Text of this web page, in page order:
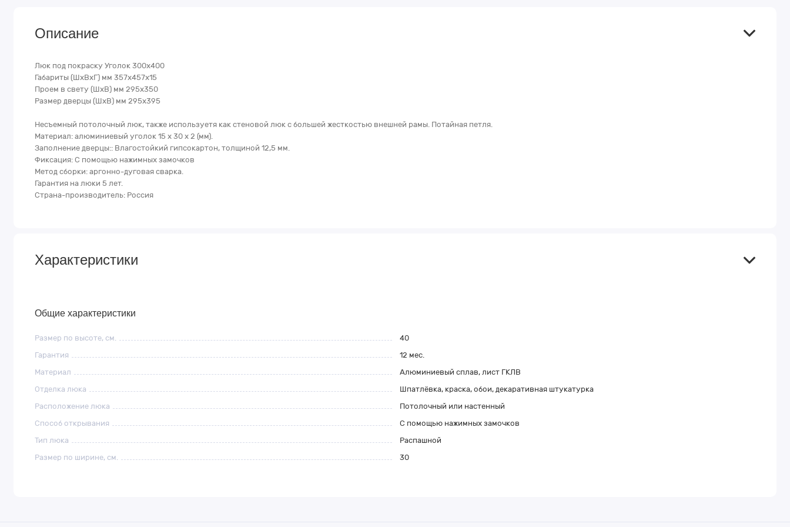
Описание
Люк под покраску Уголок 300х400
Габариты (ШхВхГ) мм 357х457х15
Проем в свету (ШхВ) мм 295х350
Размер дверцы (ШхВ) мм 295х395
Несъемный потолочный люк, также используетя как стеновой люк с большей жесткостью внешней рамы. Потайная петля.
Материал: алюминиевый уголок 15 х 30 х 2 (мм).
Заполнение дверцы:: Влагостойкий гипсокартон, толщиной 12,5 мм.
Фиксация: С помощью нажимных замочков
Метод сборки: аргонно-дуговая сварка.
Гарантия на люки 5 лет.
Страна-производитель: Россия
Характеристики
Общие характеристики
Размер по высоте, см.
40
Гарантия
12 мес.
Материал
Алюминиевый сплав, лист ГКЛВ
Отделка люка
Шпатлёвка, краска, обои, декаративная штукатурка
Расположение люка
Потолочный или настенный
Способ открывания
С помощью нажимных замочков
Тип люка
Распашной
Размер по ширине, см.
30